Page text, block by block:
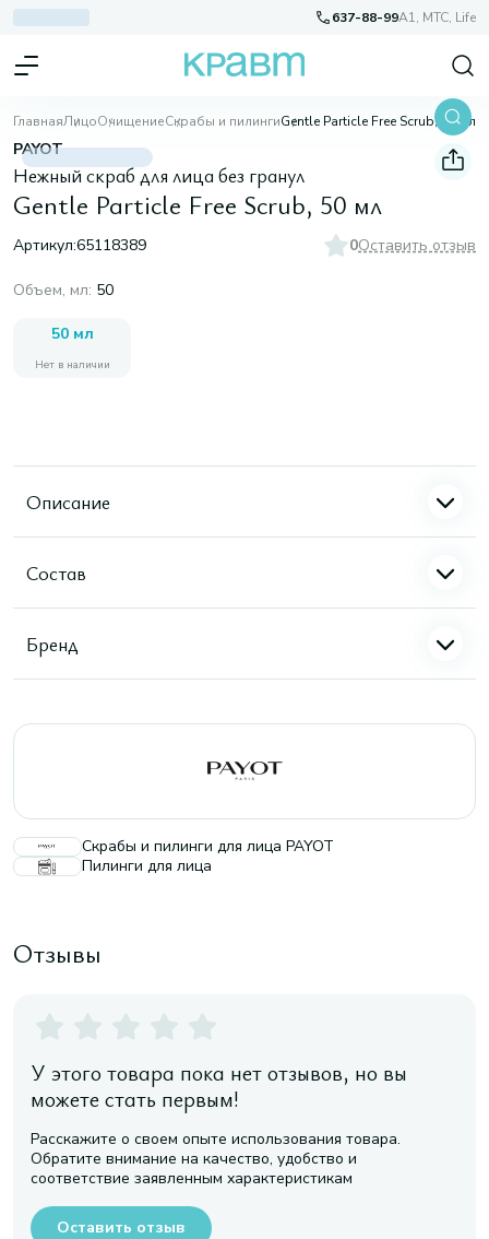
637-88-99A1, МТС, Life
ГлавнаяЛицоОчищениеСкрабы и пилингиGentle Particle Free Scrub, 50 мл
PAYOT
Нежный скраб для лица без гранул
Gentle Particle Free Scrub, 50 мл
Артикул:65118389 0Оставить отзыв
Объем, мл: 50
50 мл
Нет в наличии
Описание
Состав
Бренд
Скрабы и пилинги для лица PAYOT
Пилинги для лица
Отзывы
У этого товара пока нет отзывов, но вы
можете стать первым!
Расскажите о своем опыте использования товара.
Обратите внимание на качество, удобство и
соответствие заявленным характеристикам
Оставить отзыв